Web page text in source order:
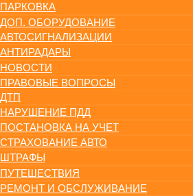
ПАРКОВКА
ДОП. ОБОРУДОВАНИЕ
АВТОСИГНАЛИЗАЦИИ
АНТИРАДАРЫ
НОВОСТИ
ПРАВОВЫЕ ВОПРОСЫ
ДТП
НАРУШЕНИЕ ПДД
ПОСТАНОВКА НА УЧЕТ
СТРАХОВАНИЕ АВТО
ШТРАФЫ
ПУТЕШЕСТВИЯ
РЕМОНТ И ОБСЛУЖИВАНИЕ